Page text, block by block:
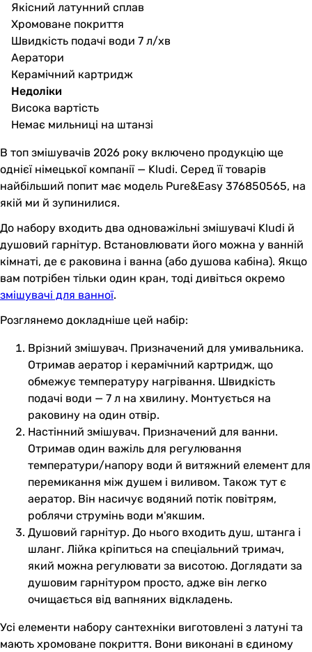
Якісний латунний сплав
Хромоване покриття
Швидкість подачі води 7 л/хв
Аератори
Керамічний картридж
Недоліки
Висока вартість
Немає мильниці на штанзі
В топ змішувачів 2026 року включено продукцію ще
однієї німецької компанії — Kludi. Серед її товарів
найбільший попит має модель Pure&Easy 376850565, на
якій ми й зупинилися.
До набору входить два одноважільні змішувачі Kludi й
душовий гарнітур. Встановлювати його можна у ванній
кімнаті, де є раковина і ванна (або душова кабіна). Якщо
вам потрібен тільки один кран, тоді дивіться окремо
змішувачі для ванної.
Розглянемо докладніше цей набір:
Врізний змішувач. Призначений для умивальника.
Отримав аератор і керамічний картридж, що
обмежує температуру нагрівання. Швидкість
подачі води — 7 л на хвилину. Монтується на
раковину на один отвір.
Настінний змішувач. Призначений для ванни.
Отримав один важіль для регулювання
температури/напору води й витяжний елемент для
перемикання між душем і виливом. Також тут є
аератор. Він насичує водяний потік повітрям,
роблячи струмінь води м'якшим.
Душовий гарнітур. До нього входить душ, штанга і
шланг. Лійка кріпиться на спеціальний тримач,
який можна регулювати за висотою. Доглядати за
душовим гарнітуром просто, адже він легко
очищається від вапняних відкладень.
Усі елементи набору сантехніки виготовлені з латуні та
мають хромоване покриття. Вони виконані в єдиному